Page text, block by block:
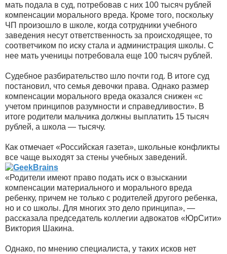
мать подала в суд, потребовав с них 100 тысяч рублей
компенсации морального вреда. Кроме того, поскольку
ЧП произошло в школе, когда сотрудники учебного
заведения несут ответственность за происходящее, то
соответчиком по иску стала и администрация школы. С
нее мать ученицы потребовала еще 100 тысяч рублей.
Судебное разбирательство шло почти год. В итоге суд
постановил, что семья девочки права. Однако размер
компенсации морального вреда оказался снижен «с
учетом принципов разумности и справедливости». В
итоге родители мальчика должны выплатить 15 тысяч
рублей, а школа — тысячу.
Как отмечает «Российская газета», школьные конфликты
все чаще выходят за стены учебных заведений.
«Родители имеют право подать иск о взыскании
компенсации материального и морального вреда
ребенку, причем не только с родителей другого ребенка,
но и со школы. Для многих это дело принципа», —
рассказала председатель коллегии адвокатов «ЮрСити»
Виктория Шакина.
Однако, по мнению специалиста, у таких исков нет